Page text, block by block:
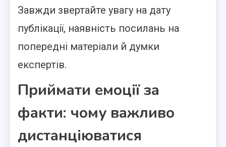
Завжди звертайте увагу на дату
публікації, наявність посилань на
попередні матеріали й думки
експертів.
Приймати емоції за
факти: чому важливо
дистанціюватися